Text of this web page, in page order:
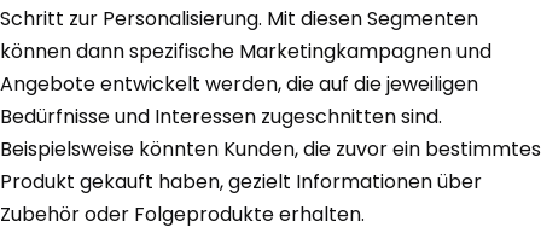
Schritt zur Personalisierung. Mit diesen Segmenten
können dann spezifische Marketingkampagnen und
Angebote entwickelt werden, die auf die jeweiligen
Bedürfnisse und Interessen zugeschnitten sind.
Beispielsweise könnten Kunden, die zuvor ein bestimmtes
Produkt gekauft haben, gezielt Informationen über
Zubehör oder Folgeprodukte erhalten.